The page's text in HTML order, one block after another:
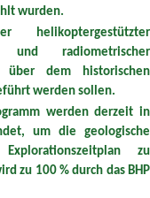
wurden.
helikoptergestützter
und radiometrischer
über dem historischen
werden sollen.
werden derzeit in
um die geologische
zu
zu 100 % durch das BHP